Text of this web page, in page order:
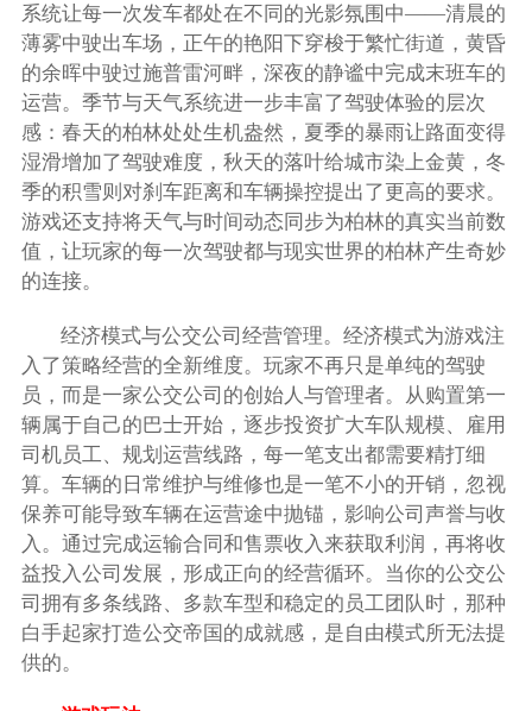
系统让每一次发车都处在不同的光影氛围中——清晨的
薄雾中驶出车场，正午的艳阳下穿梭于繁忙街道，黄昏
的余晖中驶过施普雷河畔，深夜的静谧中完成末班车的
运营。季节与天气系统进一步丰富了驾驶体验的层次
感：春天的柏林处处生机盎然，夏季的暴雨让路面变得
湿滑增加了驾驶难度，秋天的落叶给城市染上金黄，冬
季的积雪则对刹车距离和车辆操控提出了更高的要求。
游戏还支持将天气与时间动态同步为柏林的真实当前数
值，让玩家的每一次驾驶都与现实世界的柏林产生奇妙
的连接。
经济模式与公交公司经营管理。经济模式为游戏注
入了策略经营的全新维度。玩家不再只是单纯的驾驶
员，而是一家公交公司的创始人与管理者。从购置第一
辆属于自己的巴士开始，逐步投资扩大车队规模、雇用
司机员工、规划运营线路，每一笔支出都需要精打细
算。车辆的日常维护与维修也是一笔不小的开销，忽视
保养可能导致车辆在运营途中抛锚，影响公司声誉与收
入。通过完成运输合同和售票收入来获取利润，再将收
益投入公司发展，形成正向的经营循环。当你的公交公
司拥有多条线路、多款车型和稳定的员工团队时，那种
白手起家打造公交帝国的成就感，是自由模式所无法提
供的。